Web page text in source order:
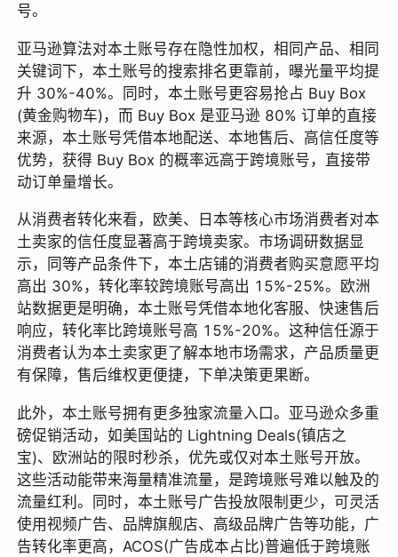
号。
亚马逊算法对本土账号存在隐性加权，相同产品、相同
关键词下，本土账号的搜索排名更靠前，曝光量平均提
升 30%-40%。同时，本土账号更容易抢占 Buy Box
(黄金购物车)，而 Buy Box 是亚马逊 80% 订单的直接
来源，本土账号凭借本地配送、本地售后、高信任度等
优势，获得 Buy Box 的概率远高于跨境账号，直接带
动订单量增长。
从消费者转化来看，欧美、日本等核心市场消费者对本
土卖家的信任度显著高于跨境卖家。市场调研数据显
示，同等产品条件下，本土店铺的消费者购买意愿平均
高出 30%，转化率较跨境账号高出 15%-25%。欧洲
站数据更是明确，本土账号凭借本地化客服、快速售后
响应，转化率比跨境账号高 15%-20%。这种信任源于
消费者认为本土卖家更了解本地市场需求，产品质量更
有保障，售后维权更便捷，下单决策更果断。
此外，本土账号拥有更多独家流量入口。亚马逊众多重
磅促销活动，如美国站的 Lightning Deals(镇店之
宝)、欧洲站的限时秒杀，优先或仅对本土账号开放。
这些活动能带来海量精准流量，是跨境账号难以触及的
流量红利。同时，本土账号广告投放限制更少，可灵活
使用视频广告、品牌旗舰店、高级品牌广告等功能，广
告转化率更高，ACOS(广告成本占比)普遍低于跨境账